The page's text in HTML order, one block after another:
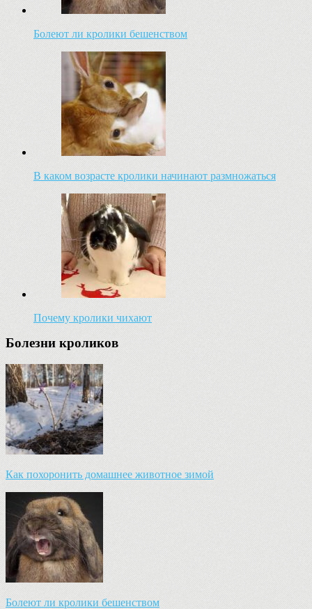
Болеют ли кролики бешенством
В каком возрасте кролики начинают размножаться
Почему кролики чихают
Болезни кроликов
Как похоронить домашнее животное зимой
Болеют ли кролики бешенством